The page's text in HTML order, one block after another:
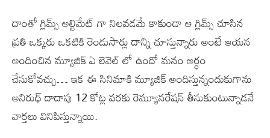
దాంతో గ్లిమ్స్ అల్టిమేట్ గా నిలవడమే కాకుండా ఆ గ్లిమ్స్ చూసిన
ప్రతి ఒక్కరు ఒకటికి రెండుసార్లు దాన్ని చూస్తున్నారు అంటే ఆయన
అందించిన మ్యూజిక్ ఏ లెవెల్ లో ఉందో మనం అర్థం
చేసుకోవచ్చు… ఇక ఈ సినిమాకి మ్యూజిక్ అందిస్తున్నందుకుగాను
అనిరుధ్ దాదాపు 12 కోట్ల వరకు రెమ్యూనరేషన్ తీసుకుంటున్నాడనే
వార్తలు వినిపిస్తున్నాయి.